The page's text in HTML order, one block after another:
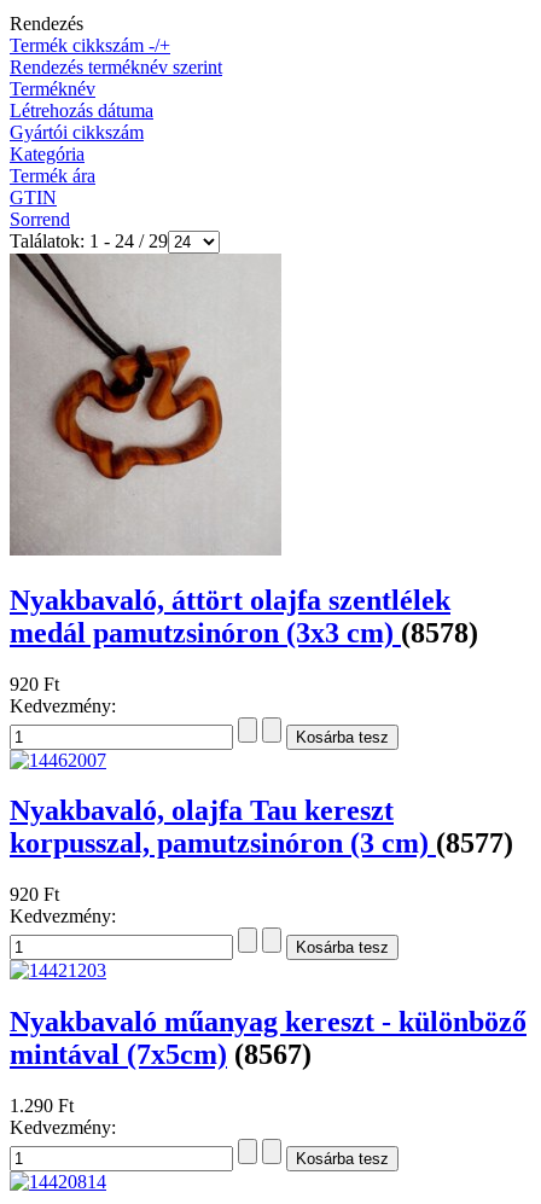
Rendezés
Termék cikkszám -/+
Rendezés terméknév szerint
Terméknév
Létrehozás dátuma
Gyártói cikkszám
Kategória
Termék ára
GTIN
Sorrend
Találatok: 1 - 24 / 29
Nyakbavaló, áttört olajfa szentlélek
medál pamutzsinóron (3x3 cm) (8578)
920 Ft
Kedvezmény:
Nyakbavaló, olajfa Tau kereszt
korpusszal, pamutzsinóron (3 cm) (8577)
920 Ft
Kedvezmény:
Nyakbavaló műanyag kereszt - különböző
mintával (7x5cm) (8567)
1.290 Ft
Kedvezmény: